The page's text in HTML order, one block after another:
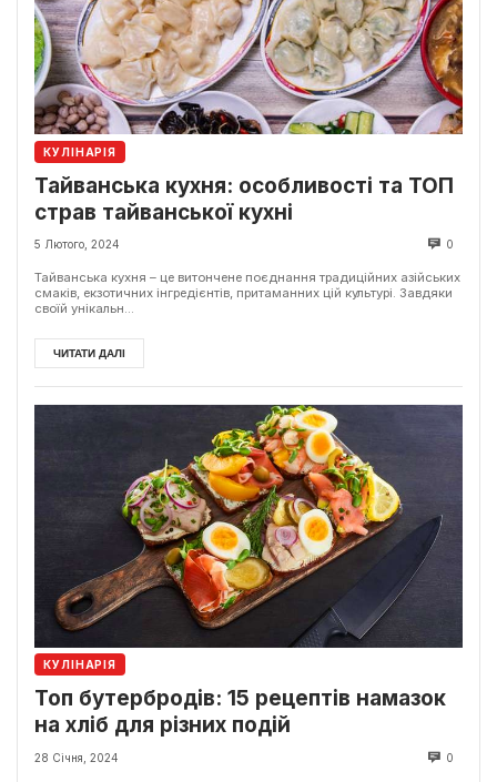
КУЛІНАРІЯ
Тайванська кухня: особливості та ТОП
страв тайванської кухні
5 Лютого, 2024 0
Тайванська кухня – це витончене поєднання традиційних азійських
смаків, екзотичних інгредієнтів, притаманних цій культурі. Завдяки
своїй унікальн...
ЧИТАТИ ДАЛІ
КУЛІНАРІЯ
Топ бутербродів: 15 рецептів намазок
на хліб для різних подій
28 Січня, 2024 0